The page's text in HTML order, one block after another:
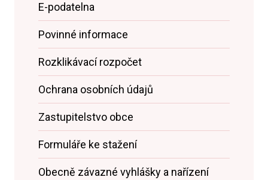
E-podatelna
Povinné informace
Rozklikávací rozpočet
Ochrana osobních údajů
Zastupitelstvo obce
Formuláře ke stažení
Obecně závazné vyhlášky a nařízení